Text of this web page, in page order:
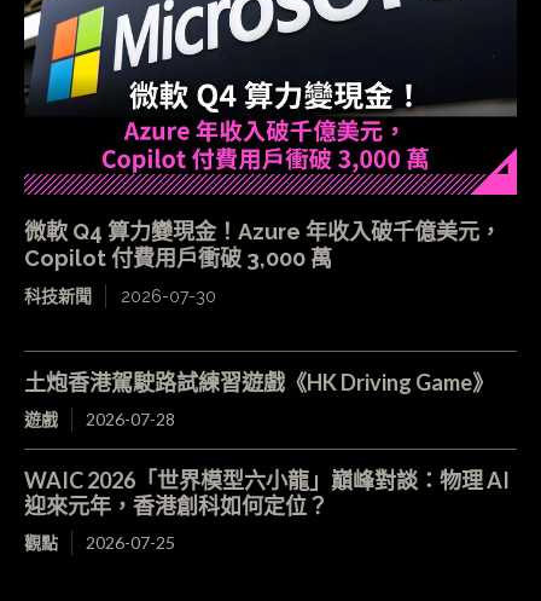
微軟 Q4 算力變現金！Azure 年收入破千億美元，
Copilot 付費用戶衝破 3,000 萬
科技新聞 2026-07-30
土炮香港駕駛路試練習遊戲《HK Driving Game》
遊戲 2026-07-28
WAIC 2026「世界模型六小龍」巔峰對談：物理 AI
迎來元年，香港創科如何定位？
觀點 2026-07-25